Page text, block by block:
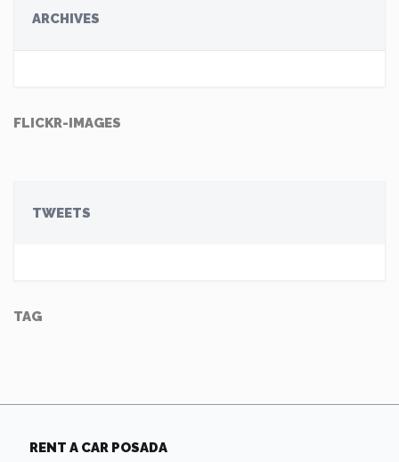
ARCHIVES
FLICKR-IMAGES
TWEETS
TAG
RENT A CAR POSADA